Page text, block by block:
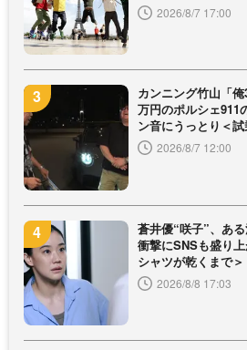
2026/8/7 17:00
カンニング竹山「
万円のポルシェ911
ン音にうっとり＜試
2026/8/7 12:00
蒼井優“咲子”、あ
衝撃にSNSも盛り
シャツが乾くまで＞
2026/8/8 17:03